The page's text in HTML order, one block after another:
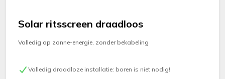
Solar ritsscreen draadloos
Volledig op zonne-energie, zonder bekabeling
Volledig draadloze installatie: boren is niet nodig!